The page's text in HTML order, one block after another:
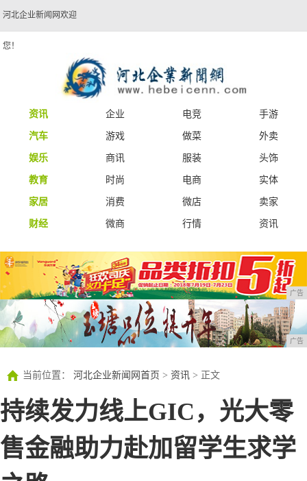
河北企业新闻网欢迎
您！
资讯 企业 电竞
手游
汽车
游戏 做菜
外卖
娱乐
商讯 服装
头饰
教育
时尚 电商
实体
家居
消费 微店
卖家
财经
微商 行情 资讯
广告
广告
当前位置： 河北企业新闻网首页 > 资讯 > 正文
持续发力线上GIC，光大零
售金融助力赴加留学生求学